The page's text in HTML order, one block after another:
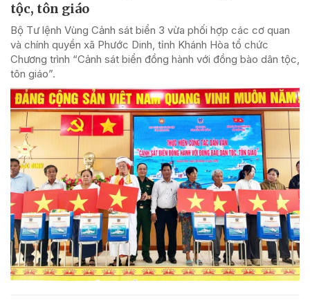
tộc, tôn giáo
Bộ Tư lệnh Vùng Cảnh sát biển 3 vừa phối hợp các cơ quan
và chính quyền xã Phước Dinh, tỉnh Khánh Hòa tổ chức
Chương trình “Cảnh sát biển đồng hành với đồng bào dân tộc,
tôn giáo”.